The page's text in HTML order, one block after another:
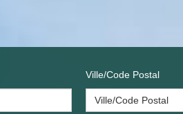
Ville/Code Postal
Ville/Code Postal